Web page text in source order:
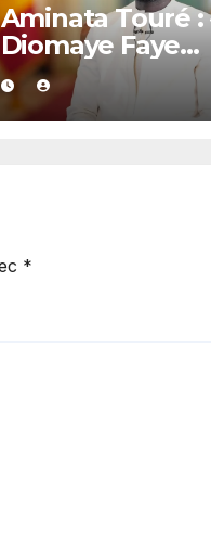
Aminata Touré :
Diomaye Faye
dispose de toute
l’année 2027
organiser les
*